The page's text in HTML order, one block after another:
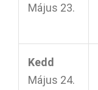
Május 23.
Kedd
Május 24.